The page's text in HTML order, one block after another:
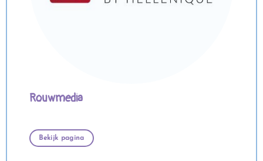
Rouwmedia
Bekijk pagina